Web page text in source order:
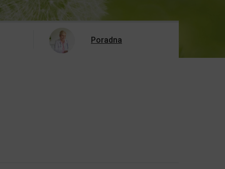
Poradna